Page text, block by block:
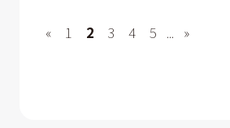
« 1 2 3 4 5 ... »